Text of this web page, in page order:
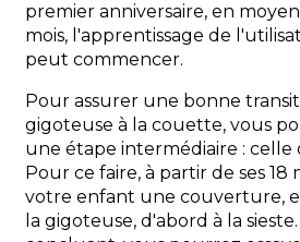
premier anniversaire, en
mois, l'apprentissage de
peut commencer.
Pour assurer une bonne
gigoteuse à la couette, vous
une étape intermédiaire :
Pour ce faire, à partir de ses 18
votre enfant une couverture,
la gigoteuse, d'abord à la